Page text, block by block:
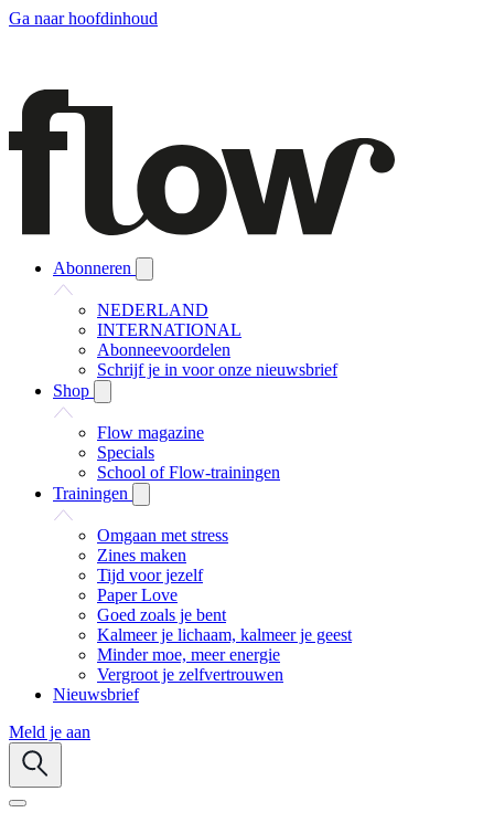
Ga naar hoofdinhoud
Abonneren
NEDERLAND
INTERNATIONAL
Abonneevoordelen
Schrijf je in voor onze nieuwsbrief
Shop
Flow magazine
Specials
School of Flow-trainingen
Trainingen
Omgaan met stress
Zines maken
Tijd voor jezelf
Paper Love
Goed zoals je bent
Kalmeer je lichaam, kalmeer je geest
Minder moe, meer energie
Vergroot je zelfvertrouwen
Nieuwsbrief
Meld je aan